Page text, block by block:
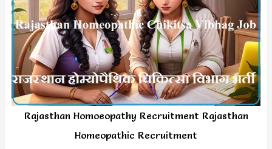
Rajasthan Homoeopathy Recruitment Rajasthan
Homeopathic Recruitment